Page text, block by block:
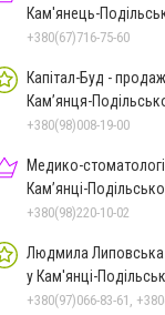
Кам'янець-
+380(67)716-75-60
Капітал-Буд -
Кам’янця-
+380(98)008-19-00
Медико-
Кам’янці-
+380(98)220-10-02
Людмила Липовська
у Кам'янці-
+380(97)066-83-61,